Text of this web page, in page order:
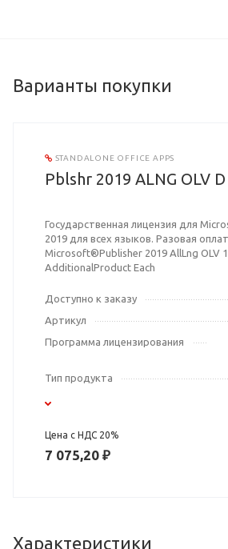
Варианты покупки
STANDALONE OFFICE APPS
Pblshr 2019 ALNG OLV
Государственная лицензия для
2019 для всех языков. Разовая
Microsoft®Publisher 2019 AllLng OLV
AdditionalProduct Each
Доступно к заказу
Артикул
Программа лицензирования
Тип продукта
Цена с НДС 20%
7 075,20 ₽
Характеристики